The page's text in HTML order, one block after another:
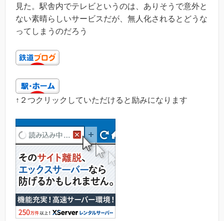
見た。駅舎内でテレビというのは、ありそうで意外と
ない素晴らしいサービスだが、無人化されるとどうな
ってしまうのだろう
↑２つクリックしていただけると励みになります